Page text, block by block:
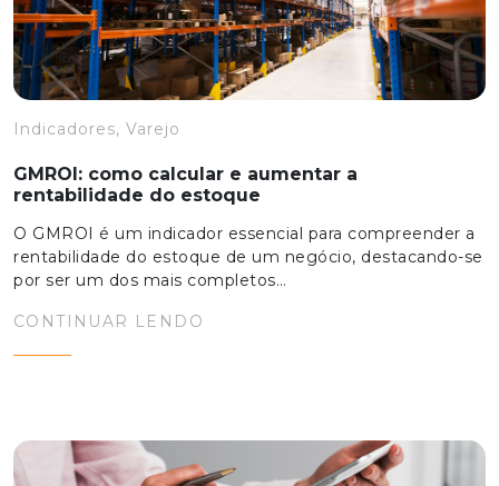
Indicadores, Varejo
GMROI: como calcular e aumentar a
rentabilidade do estoque
O GMROI é um indicador essencial para compreender a
rentabilidade do estoque de um negócio, destacando-se
por ser um dos mais completos…
CONTINUAR LENDO